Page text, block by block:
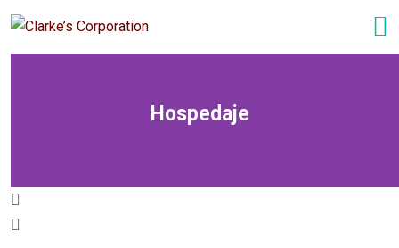
Hospedaje